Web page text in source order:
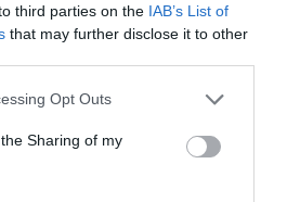
third parties on the IAB’s List of
that may further disclose it to other
Opt Outs
Sharing of my
στοGoogle Newsκαι
νέαγια την Τέχνη και τον